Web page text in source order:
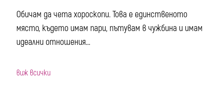
Обичам да чета хороскопи. Това е единственото
място, където имам пари, пътувам в чужбина и имам
идеални отношения...
виж всички